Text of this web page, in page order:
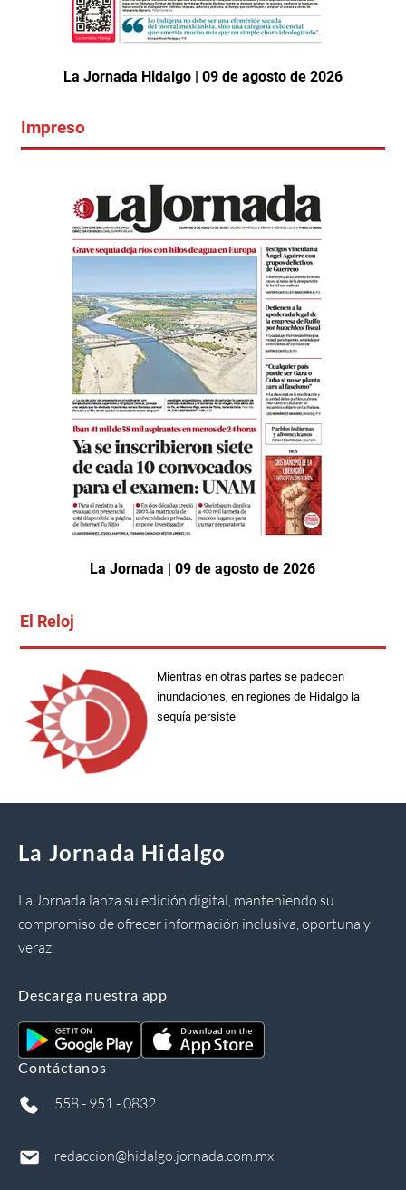
La Jornada Hidalgo | 09 de agosto de 2026
Impreso
La Jornada | 09 de agosto de 2026
El Reloj
Mientras en otras partes se padecen
inundaciones, en regiones de Hidalgo la
sequía persiste
La Jornada Hidalgo
La Jornada lanza su edición digital, manteniendo su
compromiso de ofrecer información inclusiva, oportuna y
veraz.
Descarga nuestra app
Contáctanos
558 - 951 - 0832
redaccion@hidalgo.jornada.com.mx